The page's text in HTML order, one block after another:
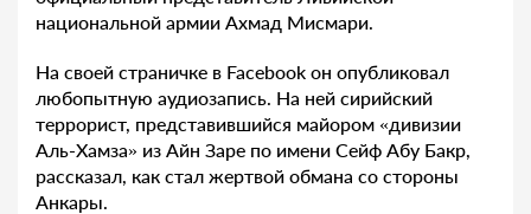
национальной армии Ахмад Мисмари.
На своей страничке в Facebook он опубликовал
любопытную аудиозапись. На ней сирийский
террорист, представившийся майором «дивизии
Аль-Хамза» из Айн Заре по имени Сейф Абу Бакр,
рассказал, как стал жертвой обмана со стороны
Анкары.